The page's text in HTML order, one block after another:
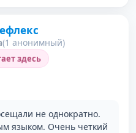
(1 анонимный)
здесь
не однократно.
языком. Очень четкий